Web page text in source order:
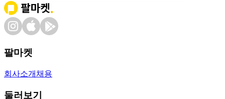
팔마켓
회사소개 채용
둘러보기